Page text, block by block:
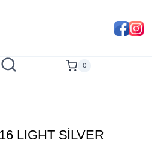
0
LIGHT SİLVER